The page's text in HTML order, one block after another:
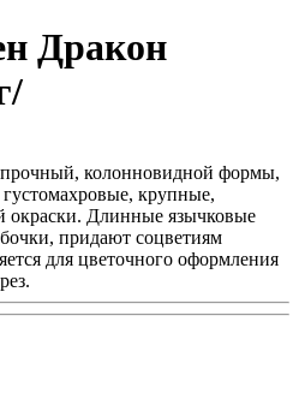
Дракон
прочный, колонновидной формы,
крупные,
окраски. Длинные язычковые
придают соцветиям
для цветочного оформления